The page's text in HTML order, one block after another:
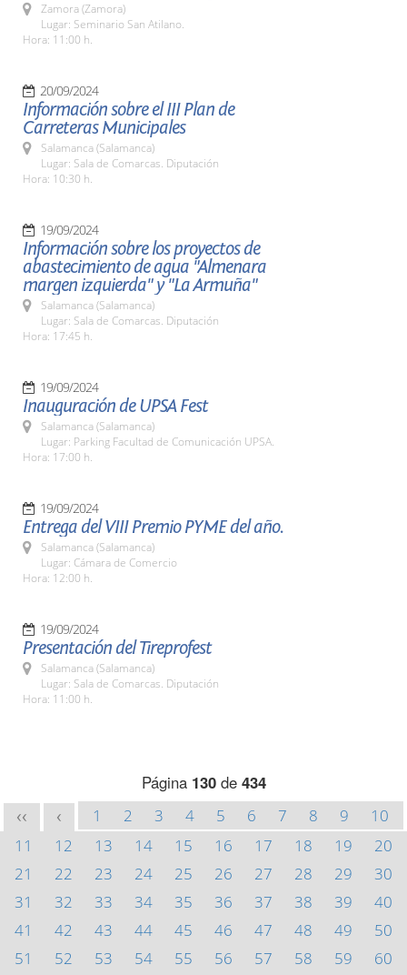
Zamora (Zamora)
Lugar: Seminario San Atilano.
Hora: 11:00 h.
20/09/2024
Información sobre el III Plan de
Carreteras Municipales
Salamanca (Salamanca)
Lugar: Sala de Comarcas. Diputación
Hora: 10:30 h.
19/09/2024
Información sobre los proyectos de
abastecimiento de agua "Almenara
margen izquierda" y "La Armuña"
Salamanca (Salamanca)
Lugar: Sala de Comarcas. Diputación
Hora: 17:45 h.
19/09/2024
Inauguración de UPSA Fest
Salamanca (Salamanca)
Lugar: Parking Facultad de Comunicación UPSA.
Hora: 17:00 h.
19/09/2024
Entrega del VIII Premio PYME del año.
Salamanca (Salamanca)
Lugar: Cámara de Comercio
Hora: 12:00 h.
19/09/2024
Presentación del Tireprofest
Salamanca (Salamanca)
Lugar: Sala de Comarcas. Diputación
Hora: 11:00 h.
Página 130de 434
<< < 1 2 3 4 5 6 7 8 9
10
11
12 13 14 15 16 17 18 19
20
21
22 23 24 25 26 27 28 29
30
31
32 33 34 35 36 37 38 39
40
41
42 43 44 45 46 47 48 49
50
51
52 53 54 55 56 57 58 59
60